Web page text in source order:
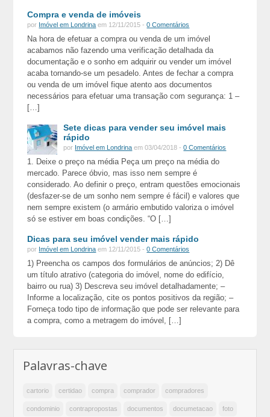
Compra e venda de imóveis
por Imóvel em Londrina em 12/11/2015 -0 Comentários
Na hora de efetuar a compra ou venda de um imóvel
acabamos não fazendo uma verificação detalhada da
documentação e o sonho em adquirir ou vender um imóvel
acaba tornando-se um pesadelo. Antes de fechar a compra
ou venda de um imóvel fique atento aos documentos
necessários para efetuar uma transação com segurança: 1 –
[…]
Sete dicas para vender seu imóvel mais
rápido
por Imóvel em Londrina em 03/04/2018 -0 Comentários
1. Deixe o preço na média Peça um preço na média do
mercado. Parece óbvio, mas isso nem sempre é
considerado. Ao definir o preço, entram questões emocionais
(desfazer-se de um sonho nem sempre é fácil) e valores que
nem sempre existem (o armário embutido valoriza o imóvel
só se estiver em boas condições. “O […]
Dicas para seu imóvel vender mais rápido
por Imóvel em Londrina em 12/11/2015 -0 Comentários
1) Preencha os campos dos formulários de anúncios; 2) Dê
um título atrativo (categoria do imóvel, nome do edifício,
bairro ou rua) 3) Descreva seu imóvel detalhadamente; –
Informe a localização, cite os pontos positivos da região; –
Forneça todo tipo de informação que pode ser relevante para
a compra, como a metragem do imóvel, […]
Palavras-chave
cartorio certidao compra comprador compradores
condominio contrapropostas documentos documetacao foto